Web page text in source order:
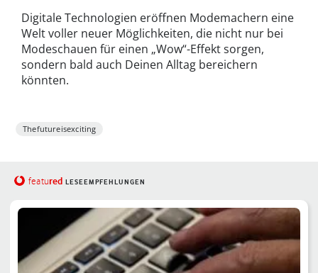
Digitale Technologien eröffnen Modemachern eine
Welt voller neuer Möglichkeiten, die nicht nur bei
Modeschauen für einen „Wow“-Effekt sorgen,
sondern bald auch Deinen Alltag bereichern
könnten.
Thefutureisexciting
featured LESEEMPFEHLUNGEN